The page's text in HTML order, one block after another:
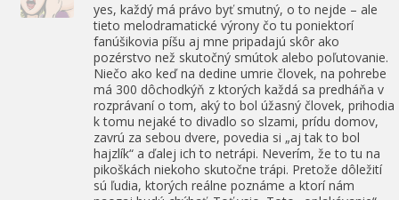
yes, každý má právo byť smutný, o to nejde – ale
tieto melodramatické výrony čo tu poniektorí
fanúšikovia píšu aj mne pripadajú skôr ako
pozérstvo než skutočný smútok alebo poľutovanie.
Niečo ako keď na dedine umrie človek, na pohrebe
má 300 dôchodkýň z ktorých každá sa predháňa v
rozprávaní o tom, aký to bol úžasný človek, prihodia
k tomu nejaké to divadlo so slzami, prídu domov,
zavrú za sebou dvere, povedia si „aj tak to bol
hajzlík“ a ďalej ich to netrápi. Neverím, že to tu na
pikoškách niekoho skutočne trápi. Pretože dôležití
sú ľudia, ktorých reálne poznáme a ktorí nám